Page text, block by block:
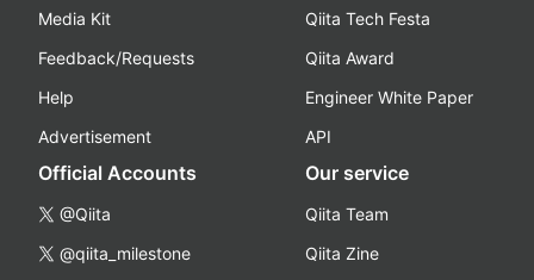
Media Kit
Feedback/Requests
Help
Advertisement
Qiita Tech Festa
Qiita Award
Engineer White Paper
API
Official Accounts
@Qiita
@qiita_milestone
Our service
Qiita Team
Qiita Zine